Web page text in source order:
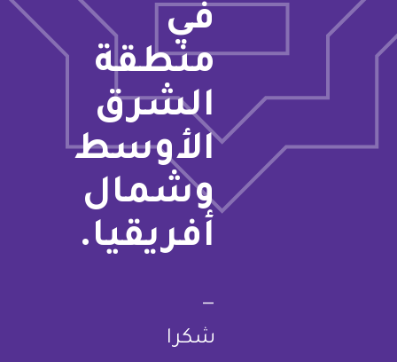
في
منطقة
الشرق
الأوسط
وشمال
أفريقيا.
—
شكرا